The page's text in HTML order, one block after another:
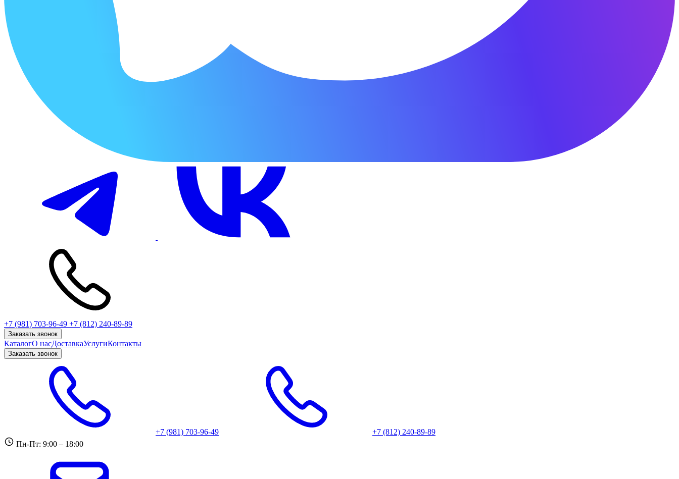
+7 (981) 703-96-49 +7 (812) 240-89-89
Заказать звонок
КаталогО насДоставкаУслугиКонтакты
Заказать звонок
+7 (981) 703-96-49
+7 (812) 240-89-89
Пн-Пт: 9:00 – 18:00